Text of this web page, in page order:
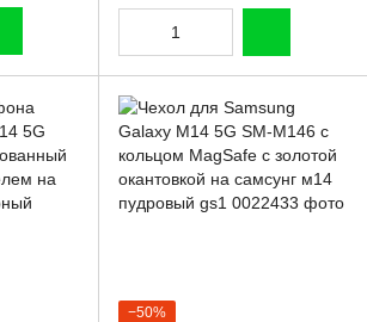
−50%